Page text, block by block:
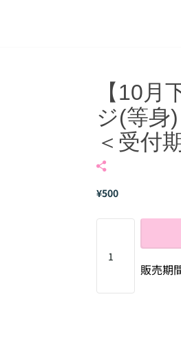
【10月
ジ(等身
＜受付
¥500
販売期